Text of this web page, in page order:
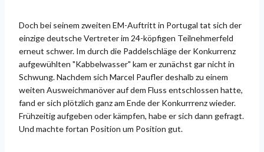
Doch bei seinem zweiten EM-Auftritt in Portugal tat sich der
einzige deutsche Vertreter im 24-köpfigen Teilnehmerfeld
erneut schwer. Im durch die Paddelschläge der Konkurrenz
aufgewühlten "Kabbelwasser" kam er zunächst gar nicht in
Schwung. Nachdem sich Marcel Paufler deshalb zu einem
weiten Ausweichmanöver auf dem Fluss entschlossen hatte,
fand er sich plötzlich ganz am Ende der Konkurrrenz wieder.
Frühzeitig aufgeben oder kämpfen, habe er sich dann gefragt.
Und machte fortan Position um Position gut.